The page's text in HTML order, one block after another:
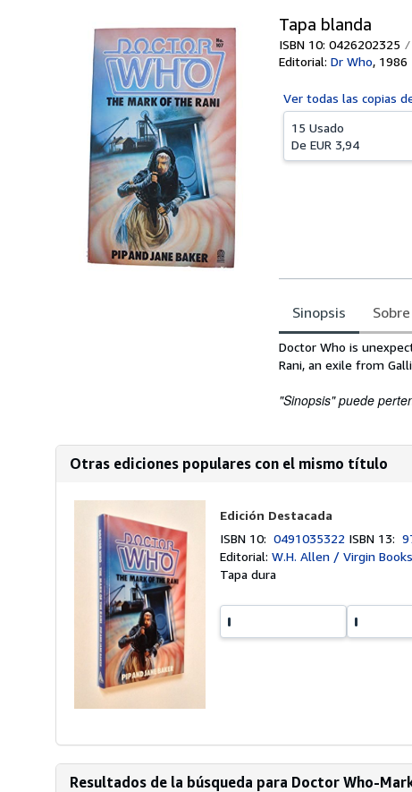
Tapa blanda
ISBN 10: 0426202325
Editorial: Dr Who, 1986
Ver todas las copias
15 Usado
De EUR 3,94
Sinopsis
Sinopsis
Doctor Who is
Rani, an exile from
"Sinopsis" puede
Otras ediciones populares con el mismo título
Edición Destacada
ISBN 10:0491035322 ISBN 13:
Editorial:W.H. Allen / Virgin
Tapa dura
Resultados de la búsqueda para Doctor Who-